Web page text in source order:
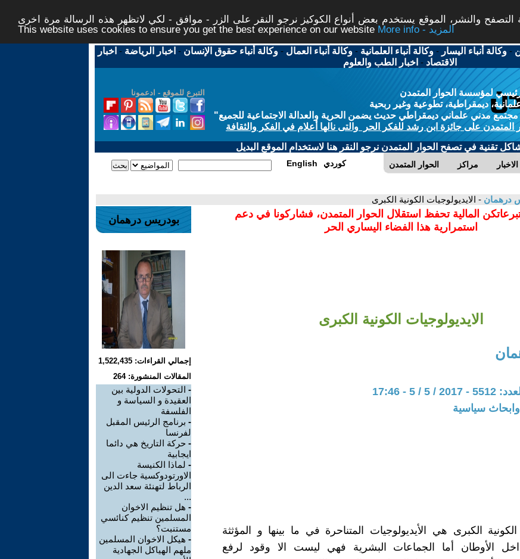
والنشر، الموقع يستخدم بعض أنواع الكوكيز نرجو النقر على الزر - موافق - لكي لاتظهر هذه الرسالة مرة اخرى -
This website uses cookies to ensure you get the best experience on our website
More info - المزيد
-وكالة أنباء اليسار -وكالة أنباء العلمانية -وكالة أنباء العمال -وكالة أنباء حقوق الإنسان - اخبار الرياضة - اخبار
الاقتصاد - اخبار الطب والعلوم
التبرع للموقع - ادعمونا
لمؤسسة الحوار المتمدن
ديمقراطية، تطوعية وغير ربحية
مدني علماني ديمقراطي حديث يضمن الحرية والعدالة الاجتماعية للجميع"
المتمدن على جائزة ابن رشد للفكر الحر والتى نالها أعلام في الفكر والثقافة
تقنية في تصفح الحوار المتمدن نرجو النقر هنا لاستخدام الموقع البديل
الحوار المتمدن مراكز الاخبار English كوردي
درهمان - الايديولوجيات الكونية الكبرى
المالية تحفظ استقلال الحوار المتمدن، فشاركونا في دعم
استمرارية هذا الفضاء اليساري الحر
الايديولوجيات الكونية الكبرى
/ 5 - 17:46
سياسية
الكونية الكبرى هي الأيديولوجيات المتناحرة في ما بينها و المؤثثة
الأوطان أما الجماعات البشرية فهي ليست الا وقود لرفع
بودريس درهمان
إجمالي القراءات: 1,522,435
المقالات المنشورة: 264
- التحولات الدولية بين
العقيدة و السياسة و
الفلسفة
- برنامج الرئيس المقبل
لفرنسا
- حركة التاريخ هي دائما
ايجابية
- لماذا الكنيسة
الاورتودوكسية جاءت الى
الرباط لتهنئة سعد الدين
...
- هل تنظيم الاخوان
المسلمين تنظيم كنائسي
مستنبت؟
- هيكل الاخوان المسلمين
ملهم الهياكل الجهادية